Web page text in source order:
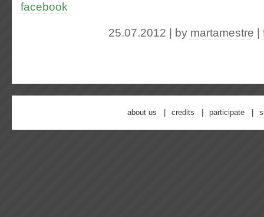
facebook
25.07.2012 | by martamestre
about us credits participate